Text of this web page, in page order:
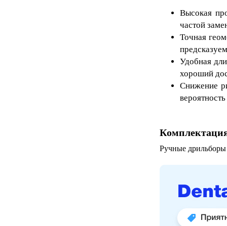
Высокая
частой
Точная
Удобная
хороший
Снижение
Ручные